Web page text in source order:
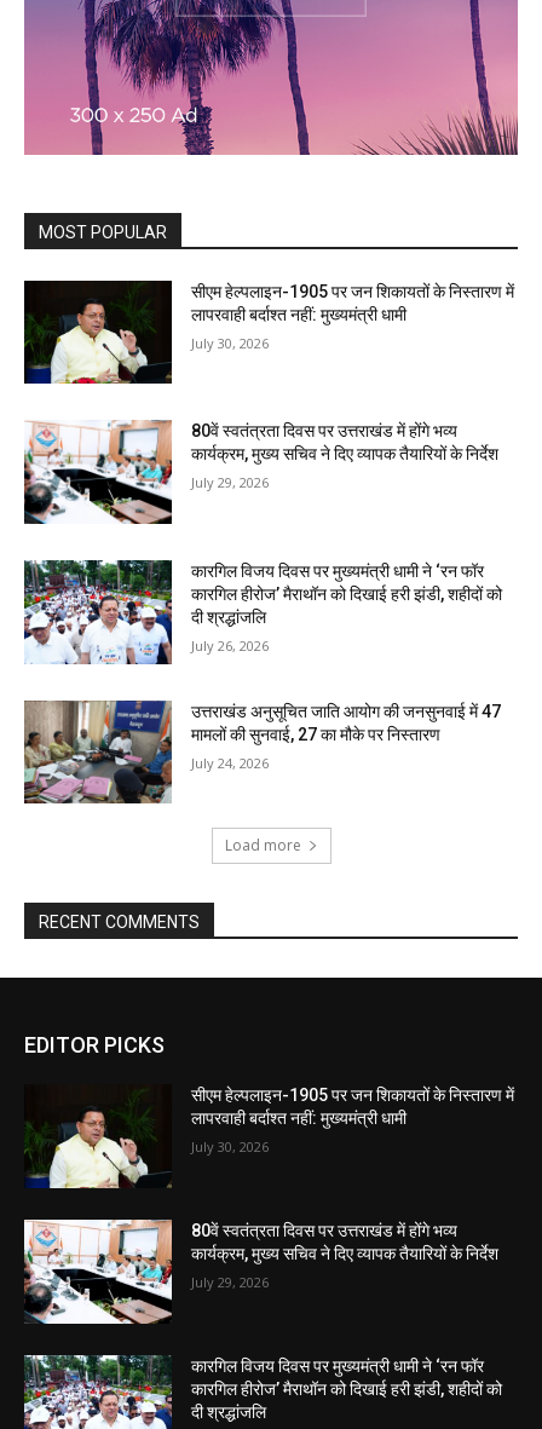
MOST POPULAR
सीएम हेल्पलाइन-1905 पर जन शिकायतों के निस्तारण में
लापरवाही बर्दाश्त नहीं: मुख्यमंत्री धामी
July 30, 2026
80वें स्वतंत्रता दिवस पर उत्तराखंड में होंगे भव्य
कार्यक्रम, मुख्य सचिव ने दिए व्यापक तैयारियों के निर्देश
July 29, 2026
कारगिल विजय दिवस पर मुख्यमंत्री धामी ने ‘रन फॉर
कारगिल हीरोज’ मैराथॉन को दिखाई हरी झंडी, शहीदों को
दी श्रद्धांजलि
July 26, 2026
उत्तराखंड अनुसूचित जाति आयोग की जनसुनवाई में 47
मामलों की सुनवाई, 27 का मौके पर निस्तारण
July 24, 2026
Load more
RECENT COMMENTS
EDITOR PICKS
सीएम हेल्पलाइन-1905 पर जन शिकायतों के निस्तारण में
लापरवाही बर्दाश्त नहीं: मुख्यमंत्री धामी
July 30, 2026
80वें स्वतंत्रता दिवस पर उत्तराखंड में होंगे भव्य
कार्यक्रम, मुख्य सचिव ने दिए व्यापक तैयारियों के निर्देश
July 29, 2026
कारगिल विजय दिवस पर मुख्यमंत्री धामी ने ‘रन फॉर
कारगिल हीरोज’ मैराथॉन को दिखाई हरी झंडी, शहीदों को
दी श्रद्धांजलि